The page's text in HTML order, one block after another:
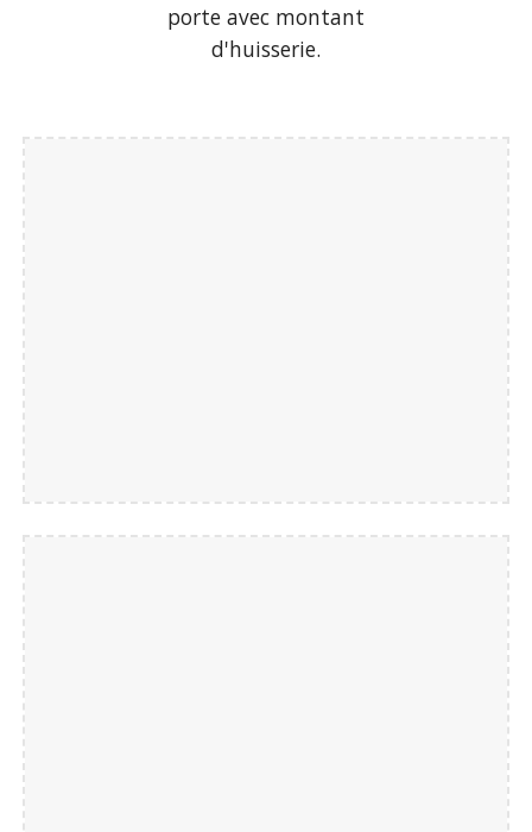
porte avec montant
d'huisserie.